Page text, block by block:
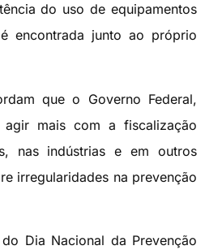
do uso de equipamentos
encontrada junto ao próprio
que o Governo Federal,
agir mais com a fiscalização
nas indústrias e em outros
irregularidades na prevenção
Dia Nacional da Prevenção